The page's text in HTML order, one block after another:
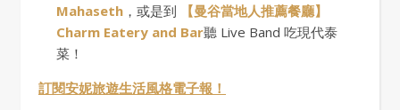
Mahaseth ，或是到
【曼谷當地人推薦餐廳】
Charm Eatery and Bar聽 Live Band 吃現代泰
菜！
訂閱安妮旅遊生活風格電子報！